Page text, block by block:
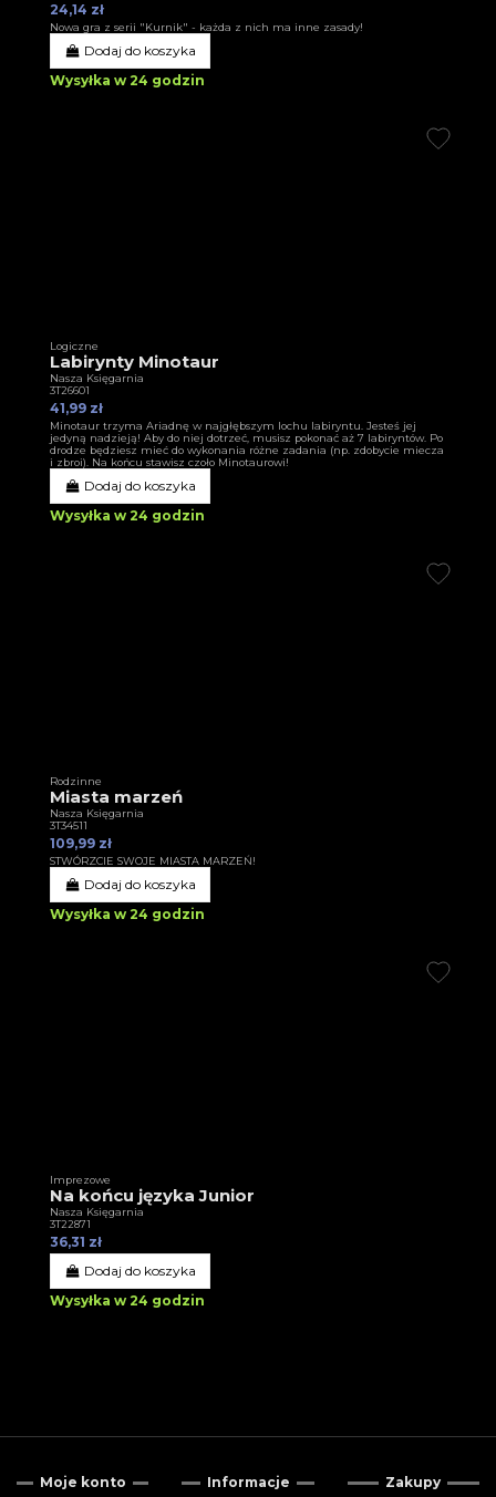
24,14 zł
Nowa gra z serii "Kurnik" - każda z nich ma inne zasady!
Dodaj do koszyka
Wysyłka w 24 godzin
Logiczne
Labirynty Minotaur
Nasza Księgarnia
3T26601
41,99 zł
Minotaur trzyma Ariadnę w najgłębszym lochu labiryntu. Jesteś jej
jedyną nadzieją! Aby do niej dotrzeć, musisz pokonać aż 7 labiryntów. Po
drodze będziesz mieć do wykonania różne zadania (np. zdobycie miecza
i zbroi). Na końcu stawisz czoło Minotaurowi!
Dodaj do koszyka
Wysyłka w 24 godzin
Rodzinne
Miasta marzeń
Nasza Księgarnia
3T34511
109,99 zł
STWÓRZCIE SWOJE MIASTA MARZEŃ!
Dodaj do koszyka
Wysyłka w 24 godzin
Imprezowe
Na końcu języka Junior
Nasza Księgarnia
3T22871
36,31 zł
Dodaj do koszyka
Wysyłka w 24 godzin
Moje konto Informacje Zakupy